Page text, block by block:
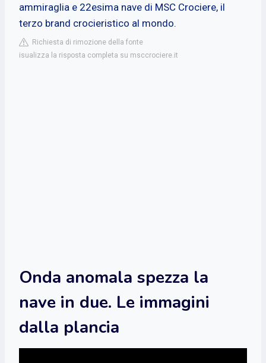
ammiraglia e 22esima nave di MSC Crociere, il
terzo brand crocieristico al mondo.
Richiesta di rimozione della fonte
isualizza la risposta completa su msccrociere.it
Onda anomala spezza la
nave in due. Le immagini
dalla plancia